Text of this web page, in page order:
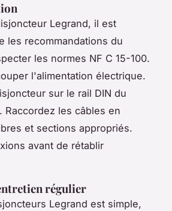
Legrand, il est
les recommandations du
les normes NF C 15-100.
l'alimentation électrique.
sur le rail DIN du
Raccordez les câbles en
et sections appropriés.
avant de rétablir
régulier
Legrand est simple,